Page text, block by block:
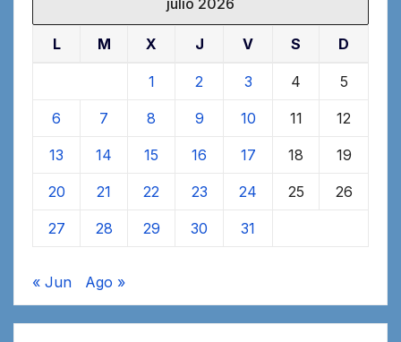
julio 2026
L M X J V S D
1 2 3 4 5
6 7 8 9 10 11 12
13 14 15 16 17 18 19
20 21 22 23 24 25 26
27 28 29 30 31
« Jun Ago »